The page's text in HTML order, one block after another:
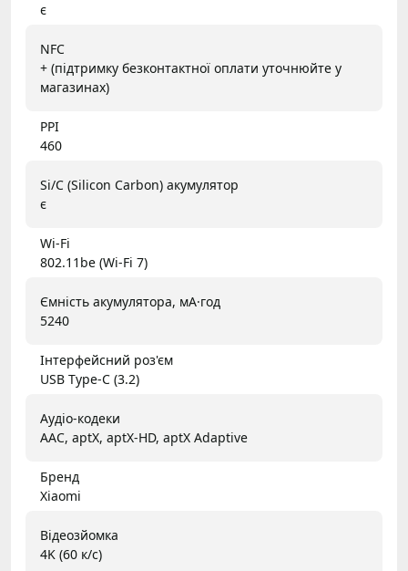
є
NFC
+ (підтримку безконтактної оплати уточнюйте у
магазинах)
PPI
460
Si/C (Silicon Carbon) акумулятор
є
Wi-Fi
802.11be (Wi-Fi 7)
Ємність акумулятора, мА·год
5240
Інтерфейсний роз'єм
USB Type-C (3.2)
Аудіо-кодеки
AAC, aptX, aptX-HD, aptX Adaptive
Бренд
Xiaomi
Відеозйомка
4K (60 к/с)